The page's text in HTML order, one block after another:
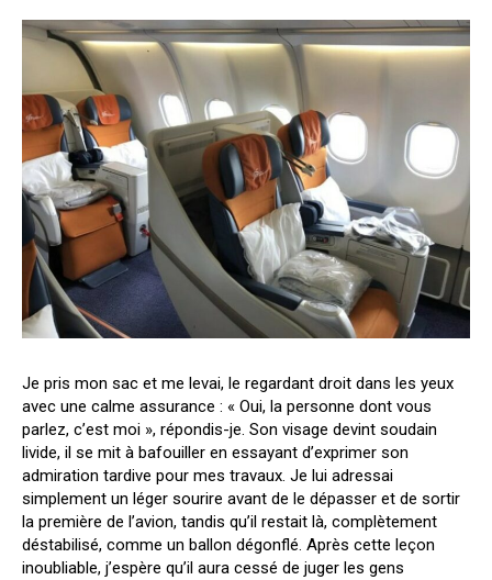
Je pris mon sac et me levai, le regardant droit dans les yeux
avec une calme assurance : « Oui, la personne dont vous
parlez, c’est moi », répondis-je. Son visage devint soudain
livide, il se mit à bafouiller en essayant d’exprimer son
admiration tardive pour mes travaux. Je lui adressai
simplement un léger sourire avant de le dépasser et de sortir
la première de l’avion, tandis qu’il restait là, complètement
déstabilisé, comme un ballon dégonflé. Après cette leçon
inoubliable, j’espère qu’il aura cessé de juger les gens